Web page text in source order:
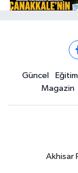
Güncel Eğitim
Magazin
Akhisar